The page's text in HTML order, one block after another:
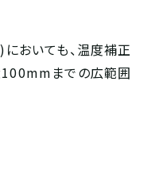
おいても、温度補正
までの広範囲